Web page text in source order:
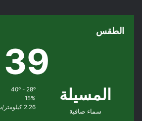
الطقس
المسيلة
سماء صافية
39
40º - 28º
15%
2.26 كيلومتر/ساعة